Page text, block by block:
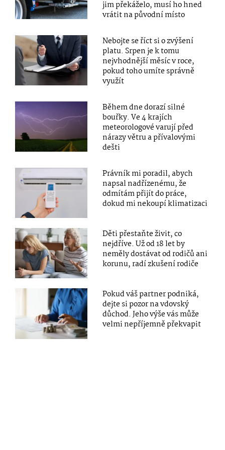
jim překáželo, musí ho hned
vrátit na původní místo
Nebojte se říct si o zvýšení
platu. Srpen je k tomu
nejvhodnější měsíc v roce,
pokud toho umíte správně
využít
Během dne dorazí silné
bouřky. Ve 4 krajích
meteorologové varují před
nárazy větru a přívalovými
dešti
Právník mi poradil, abych
napsal nadřízenému, že
odmítám přijít do práce,
dokud mi nekoupí klimatizaci
Děti přestaňte živit, co
nejdříve. Už od 18 let by
neměly dostávat od rodičů ani
korunu, radí zkušení rodiče
Pokud váš partner podniká,
dejte si pozor na vdovský
důchod. Jeho výše vás může
velmi nepříjemně překvapit